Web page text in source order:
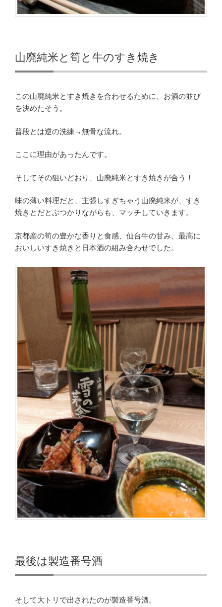
山廃純米と筍と牛のすき焼き
この山廃純米とすき焼きを合わせるために、お酒の並び
を決めたそう。
普段とは逆の洗練→無骨な流れ。
ここに理由があったんです。
そしてその狙いどおり、山廃純米とすき焼きが合う！
味の薄い料理だと、主張しすぎちゃう山廃純米が、すき
焼きとだとぶつかりながらも、マッチしていきます。
京都産の筍の豊かな香りと食感、仙台牛の甘み、最高に
おいしいすき焼きと日本酒の組み合わせでした。
最後は製造番号酒
そして大トリで出されたのが製造番号酒。